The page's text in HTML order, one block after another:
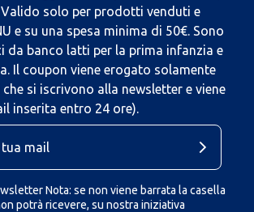
solo per prodotti venduti e
e su una spesa minima di 50€. Sono
da banco latti per la prima infanzia e
Il coupon viene erogato solamente
si iscrivono alla newsletter e viene
inserita entro 24 ore).
Nota: se non viene barrata la casella
potrà ricevere, su nostra iniziativa